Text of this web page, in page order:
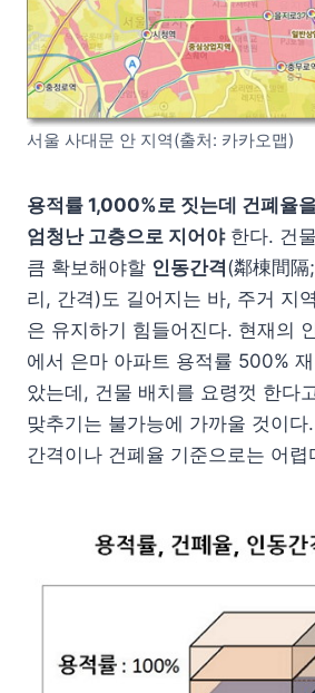
서울 사대문 안 지역(출처: 카카오맵)
용적률 1,000%로 짓는데 건폐율
엄청난 고층으로 지어야한다. 건
큼 확보해야할 인동간격(鄰棟間隔
리, 간격)도 길어지는 바, 주거 지
은 유지하기 힘들어진다. 현재의
에서 은마 아파트 용적률 500%
았는데, 건물 배치를 요령껏 한다
맞추기는 불가능에 가까울 것이
간격이나 건폐율 기준으로는 어렵